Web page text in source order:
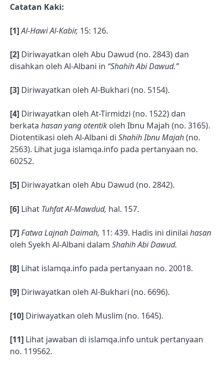
Catatan Kaki:
[1]Al-Hawi Al-Kabir, 15: 126.
[2] Diriwayatkan oleh Abu Dawud (no. 2843) dan
disahkan oleh Al-Albani in “Shahih Abi Dawud.”
[3] Diriwayatkan oleh Al-Bukhari (no. 5154).
[4] Diriwayatkan oleh At-Tirmidzi (no. 1522) dan
berkata hasan yang otentik oleh Ibnu Majah (no. 3165).
Diotentikasi oleh Al-Albani di Shahih Ibnu Majah(no.
2563). Lihat juga islamqa.info pada pertanyaan no.
60252.
[5] Diriwayatkan oleh Abu Dawud (no. 2842).
[6] Lihat Tuhfat Al-Mawdud, hal. 157.
[7]Fatwa Lajnah Daimah, 11: 439. Hadis ini dinilai hasan
oleh Syekh Al-Albani dalam Shahih Abi Dawud.
[8] Lihat islamqa.info pada pertanyaan no. 20018.
[9] Diriwayatkan oleh Al-Bukhari (no. 6696).
[10] Diriwayatkan oleh Muslim (no. 1645).
[11] Lihat jawaban di islamqa.info untuk pertanyaan
no. 119562.